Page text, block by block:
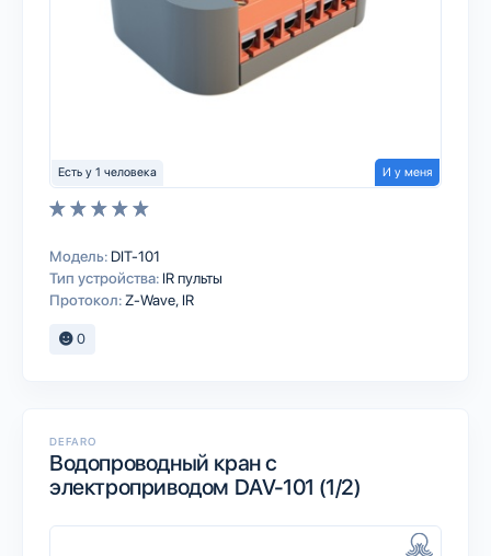
Есть у 1 человека И у меня
Модель: DIT-101
Тип устройства: IR пульты
Протокол: Z-Wave IR
0
DEFARO
Водопроводный кран с
электроприводом DAV-101 (1/2)